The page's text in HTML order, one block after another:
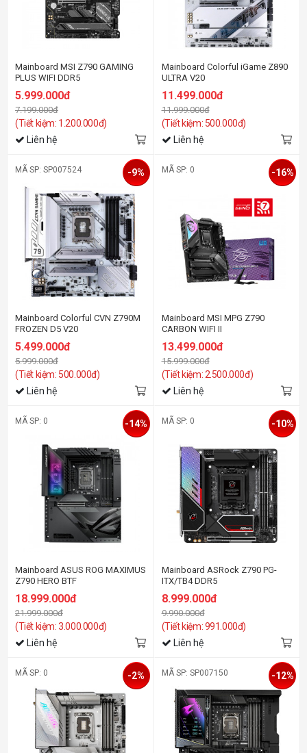
Mainboard MSI Z790 GAMING
PLUS WIFI DDR5
5.999.000đ
7.199.000đ
(Tiết kiệm: 1.200.000đ)
Liên hệ
Mainboard Colorful iGame Z890
ULTRA V20
11.499.000đ
11.999.000đ
(Tiết kiệm: 500.000đ)
Liên hệ
MÃ SP: SP007524
Mainboard Colorful CVN Z790M
FROZEN D5 V20
5.499.000đ
5.999.000đ
(Tiết kiệm: 500.000đ)
-9%
Liên hệ
MÃ SP: 0
Mainboard MSI MPG Z790
CARBON WIFI II
13.499.000đ
15.999.000đ
(Tiết kiệm: 2.500.000đ)
-16%
Liên hệ
MÃ SP: 0
Mainboard ASUS ROG MAXIMUS
Z790 HERO BTF
18.999.000đ
21.999.000đ
(Tiết kiệm: 3.000.000đ)
-14%
Liên hệ
MÃ SP: 0
Mainboard ASRock Z790 PG-
ITX/TB4 DDR5
8.999.000đ
9.990.000đ
(Tiết kiệm: 991.000đ)
-10%
Liên hệ
MÃ SP: 0 -2% MÃ SP: SP007150 -12%